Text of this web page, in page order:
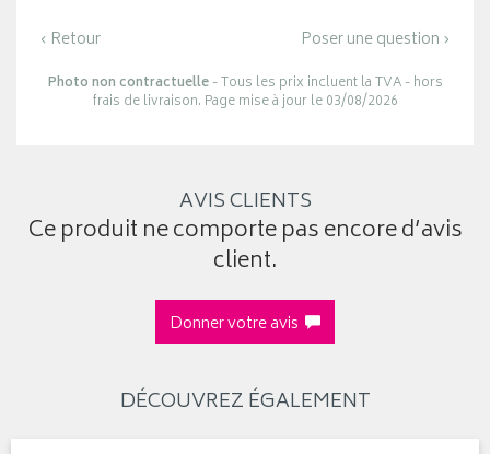
‹ Retour Poser une question ›
Photo non contractuelle- Tous les prix incluent la TVA - hors
frais de livraison. Page mise à jour le 03/08/2026
AVIS CLIENTS
Ce produit ne comporte pas encore d’avis
client.
Donner votre avis
DÉCOUVREZ ÉGALEMENT